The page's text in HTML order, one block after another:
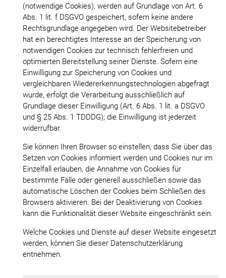
(notwendige Cookies), werden auf Grundlage von Art. 6
Abs. 1 lit. f DSGVO gespeichert, sofern keine andere
Rechtsgrundlage angegeben wird. Der Websitebetreiber
hat ein berechtigtes Interesse an der Speicherung von
notwendigen Cookies zur technisch fehlerfreien und
optimierten Bereitstellung seiner Dienste. Sofern eine
Einwilligung zur Speicherung von Cookies und
vergleichbaren Wiedererkennungstechnologien abgefragt
wurde, erfolgt die Verarbeitung ausschließlich auf
Grundlage dieser Einwilligung (Art. 6 Abs. 1 lit. a DSGVO
und § 25 Abs. 1 TDDDG); die Einwilligung ist jederzeit
widerrufbar.
Sie können Ihren Browser so einstellen, dass Sie über das
Setzen von Cookies informiert werden und Cookies nur im
Einzelfall erlauben, die Annahme von Cookies für
bestimmte Fälle oder generell ausschließen sowie das
automatische Löschen der Cookies beim Schließen des
Browsers aktivieren. Bei der Deaktivierung von Cookies
kann die Funktionalität dieser Website eingeschränkt sein.
Welche Cookies und Dienste auf dieser Website eingesetzt
werden, können Sie dieser Datenschutzerklärung
entnehmen.